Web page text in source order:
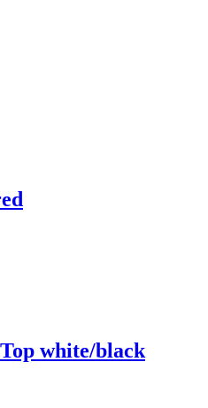
white/black